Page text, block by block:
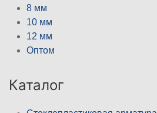
8 мм
10 мм
12 мм
Оптом
Каталог